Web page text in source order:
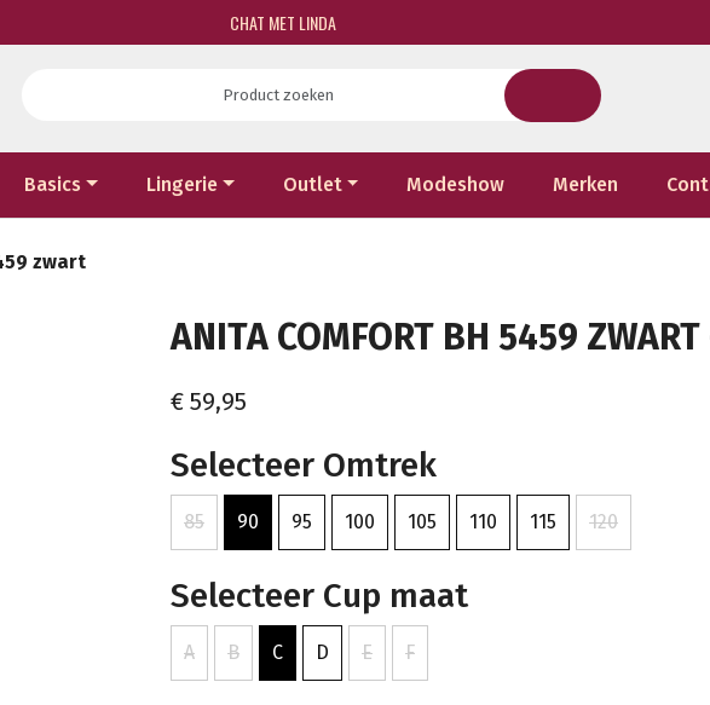
CHAT MET LINDA
Basics Lingerie Outlet Modeshow Merken
zwart
ANITA COMFORT BH 5459
€ 59,95
Selecteer Omtrek
85 90 95 100 105 110 115 120
Selecteer Cup maat
A B C D E F